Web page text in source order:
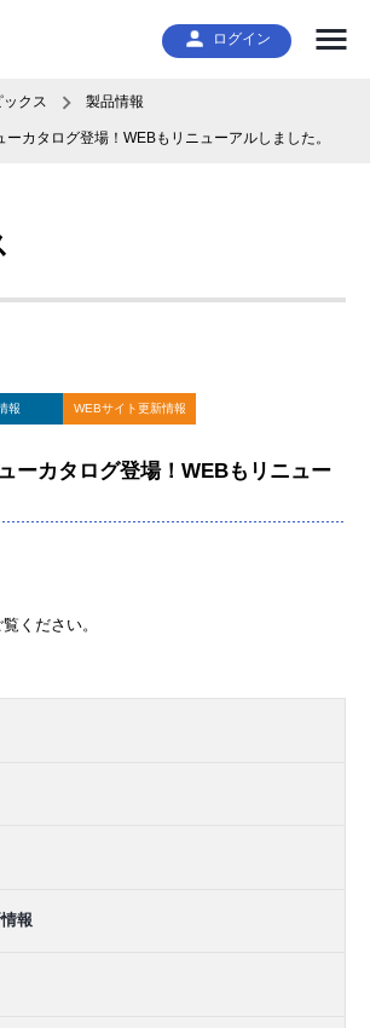
ログイン
ックス 製品情報
ーカタログ登場！WEBもリニューアルしました。
報 WEBサイト更新情報
ーカタログ登場！WEBもリニュー
ください。
報